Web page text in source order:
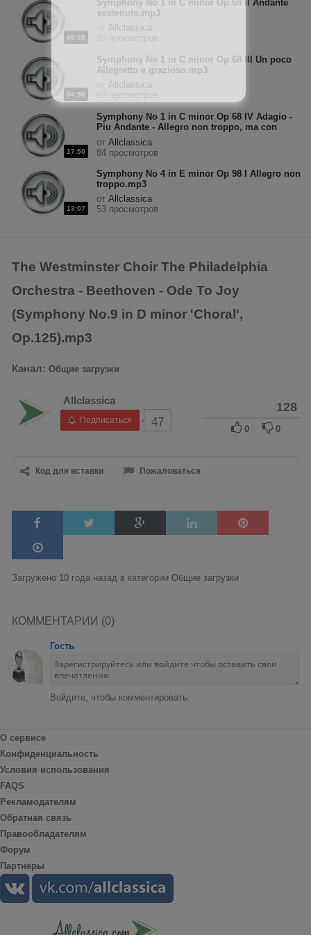
08:28
Symphony No 1 in C minor Op 68 II Andante
sostenuto.mp3
Allclassica
04:50
Symphony No 1 in C minor Op 68 III Un poco
Allegretto e grazioso.mp3
Allclassica
17:50
Symphony No 1 in C minor Op 68 IV Adagio -
Piu Andante - Allegro non troppo, ma con
brio.mp3
от Allclassica
84 просмотров
13:07
Symphony No 4 in E minor Op 98 I Allegro non
troppo.mp3
от Allclassica
53 просмотров
The Westminster Choir The Philadelphia
Orchestra - Beethoven - Ode To Joy
(Symphony No.9 in D minor 'Choral',
Op.125).mp3
Канал: Общие загрузки
Allclassica
Подписаться 47
128
0 0
Код для вставки Пожаловаться
Загружено 10 года назад в категории Общие загрузки
КОММЕНТАРИИ (0)
Гость
Войдите, чтобы комментировать.
О сервисе
Конфиденциальность
Условия использования
FAQS
Рекламодателям
Обратная связь
Правообладателям
Форум
Партнеры